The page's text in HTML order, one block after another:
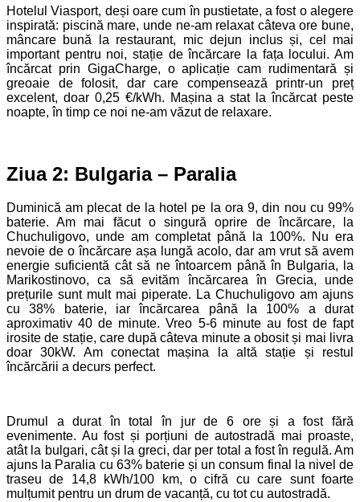
Hotelul Viasport, deși oare cum în pustietate, a fost o alegere
inspirată: piscină mare, unde ne-am relaxat câteva ore bune,
mâncare bună la restaurant, mic dejun inclus și, cel mai
important pentru noi, stație de încărcare la fața locului. Am
încărcat prin GigaCharge, o aplicație cam rudimentară și
greoaie de folosit, dar care compensează printr-un preț
excelent, doar 0,25 €/kWh. Mașina a stat la încărcat peste
noapte, în timp ce noi ne-am văzut de relaxare.
Ziua 2: Bulgaria – Paralia
Duminică am plecat de la hotel pe la ora 9, din nou cu 99%
baterie. Am mai făcut o singură oprire de încărcare, la
Chuchuligovo, unde am completat până la 100%. Nu era
nevoie de o încărcare așa lungă acolo, dar am vrut să avem
energie suficientă cât să ne întoarcem până în Bulgaria, la
Marikostinovo, ca să evităm încărcarea în Grecia, unde
prețurile sunt mult mai piperate. La Chuchuligovo am ajuns
cu 38% baterie, iar încărcarea până la 100% a durat
aproximativ 40 de minute. Vreo 5-6 minute au fost de fapt
irosite de stație, care după câteva minute a obosit și mai livra
doar 30kW. Am conectat mașina la altă stație și restul
încărcării a decurs perfect.
Drumul a durat în total în jur de 6 ore și a fost fără
evenimente. Au fost și porțiuni de autostradă mai proaste,
atât la bulgari, cât și la greci, dar per total a fost în regulă. Am
ajuns la Paralia cu 63% baterie și un consum final la nivel de
traseu de 14,8 kWh/100 km, o cifră cu care sunt foarte
mulțumit pentru un drum de vacanță, cu tot cu autostradă.